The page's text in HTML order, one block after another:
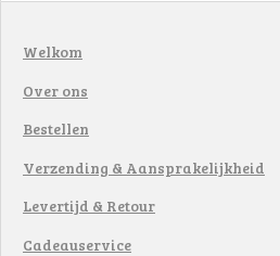
Welkom
Over ons
Bestellen
Verzending & Aansprakelijkheid
Levertijd & Retour
Cadeauservice